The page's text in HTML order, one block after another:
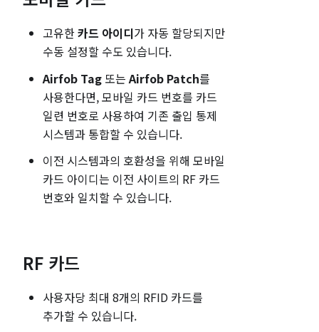
고유한카드 아이디가 자동 할당되지만
수동 설정할 수도 있습니다.
Airfob Tag 또는 Airfob Patch를
사용한다면, 모바일 카드 번호를 카드
일련 번호로 사용하여 기존 출입 통제
시스템과 통합할 수 있습니다.
이전 시스템과의 호환성을 위해 모바일
카드 아이디는 이전 사이트의 RF 카드
번호와 일치할 수 있습니다.
RF 카드
사용자당 최대 8개의 RFID 카드를
추가할 수 있습니다.